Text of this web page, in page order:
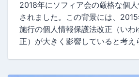
2018年にソフィア会の厳格な個
されました。この背景には、
施行の個人情報保護法改正（いわ
正）が大きく影響していると考え